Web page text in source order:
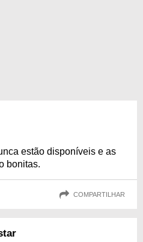
estão disponíveis e as
bonitas.
COMPARTILHAR